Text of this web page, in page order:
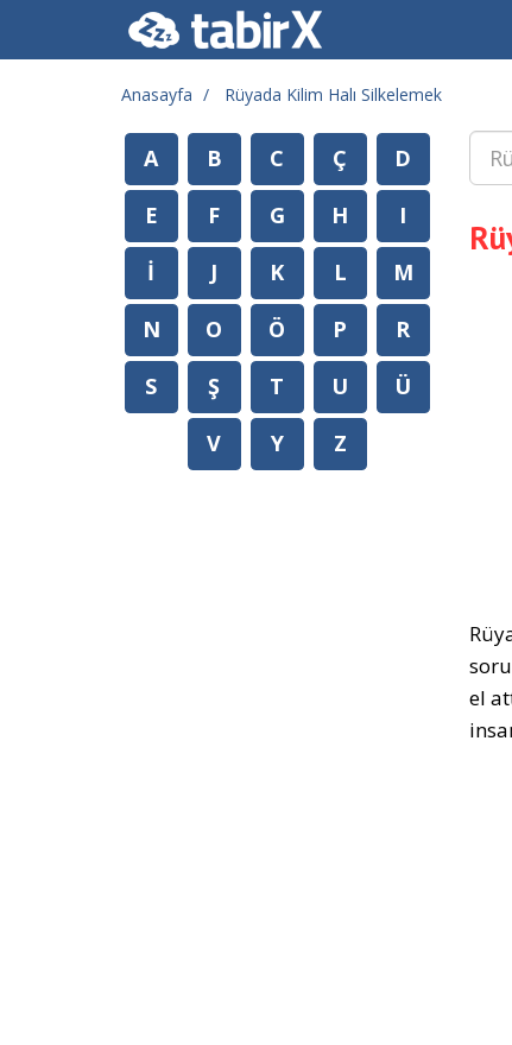
Anasayfa Rüyada Kilim Halı Silkelemek
el
A B C Ç
D
E
F G H
I
İ
J K L
M
N
O Ö P
R
S
Ş T U
Ü
V
Y Z